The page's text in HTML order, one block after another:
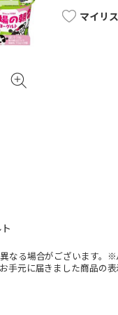
マイリ
なる場合がございます。
手元に届きました商品の